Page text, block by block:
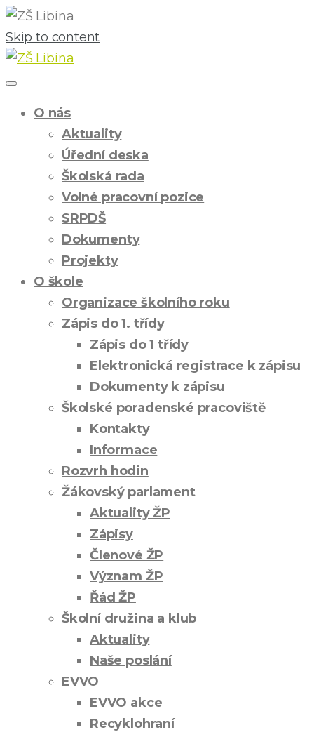
Skip to content
O nás
Aktuality
Úřední deska
Školská rada
Volné pracovní pozice
SRPDŠ
Dokumenty
Projekty
O škole
Organizace školního roku
Zápis do 1. třídy
Zápis do 1 třídy
Elektronická registrace k zápisu
Dokumenty k zápisu
Školské poradenské pracoviště
Kontakty
Informace
Rozvrh hodin
Žákovský parlament
Aktuality ŽP
Zápisy
Členové ŽP
Význam ŽP
Řád ŽP
Školní družina a klub
Aktuality
Naše poslání
EVVO
EVVO akce
Recyklohraní